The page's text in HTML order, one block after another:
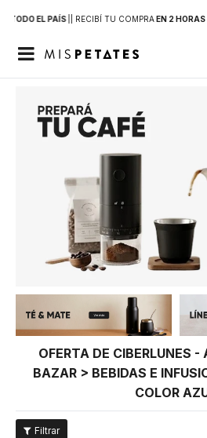
TODO EL PAÍS | RECIBÍ TU COMPRAEN 2 HORAS

OFERTA DE CIBERLUNES -
BAZAR > BEBIDAS E
COLOR